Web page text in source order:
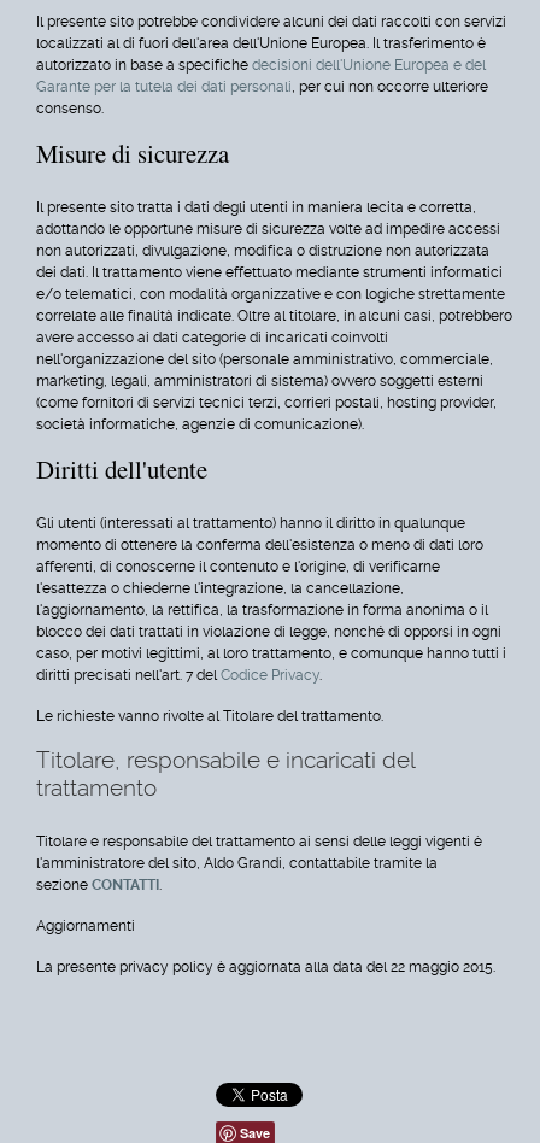
Il presente sito potrebbe condividere alcuni dei dati raccolti con servizi
localizzati al di fuori dell'area dell'Unione Europea. Il trasferimento è
autorizzato in base a specifiche decisioni dell'Unione Europea e del
Garante per la tutela dei dati personali, per cui non occorre ulteriore
consenso.
Misure di sicurezza
Il presente sito tratta i dati degli utenti in maniera lecita e corretta,
adottando le opportune misure di sicurezza volte ad impedire accessi
non autorizzati, divulgazione, modifica o distruzione non autorizzata
dei dati. Il trattamento viene effettuato mediante strumenti informatici
e/o telematici, con modalità organizzative e con logiche strettamente
correlate alle finalità indicate. Oltre al titolare, in alcuni casi, potrebbero
avere accesso ai dati categorie di incaricati coinvolti
nell'organizzazione del sito (personale amministrativo, commerciale,
marketing, legali, amministratori di sistema) ovvero soggetti esterni
(come fornitori di servizi tecnici terzi, corrieri postali, hosting provider,
società informatiche, agenzie di comunicazione).
Diritti dell'utente
Gli utenti (interessati al trattamento) hanno il diritto in qualunque
momento di ottenere la conferma dell'esistenza o meno di dati loro
afferenti, di conoscerne il contenuto e l'origine, di verificarne
l'esattezza o chiederne l'integrazione, la cancellazione,
l'aggiornamento, la rettifica, la trasformazione in forma anonima o il
blocco dei dati trattati in violazione di legge, nonché di opporsi in ogni
caso, per motivi legittimi, al loro trattamento, e comunque hanno tutti i
diritti precisati nell'art. 7 delCodice Privacy.
Le richieste vanno rivolte al Titolare del trattamento.
Titolare, responsabile e incaricati del
trattamento
Titolare e responsabile del trattamento ai sensi delle leggi vigenti è
l'amministratore del sito, Aldo Grandi, contattabile tramite la
sezione CONTATTI.
Aggiornamenti
La presente privacy policy è aggiornata alla data del 22 maggio 2015.
Save